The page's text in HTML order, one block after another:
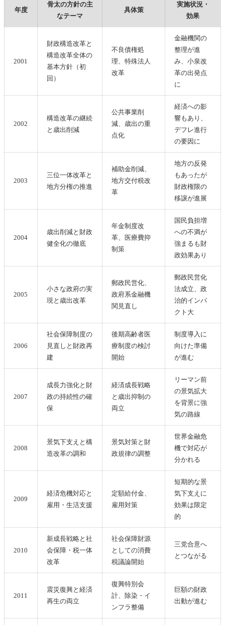
年度
骨太の方針の主
なテーマ
具体策
実施状況・
効果
2001
財政構造改革と
構造改革全体の
基本方針（初
回）
不良債権処
理、特殊法人
改革
金融機関の
整理が進
み、小泉改
革の出発点
に
2002
構造改革の継続
と歳出削減
公共事業削
減、歳出の重
点化
経済への影
響もあり、
デフレ進行
の要因に
2003
三位一体改革と
地方分権の推進
補助金削減、
地方交付税改
革
地方の反発
もあったが
財政権限の
移譲が進展
2004
歳出削減と財政
健全化の徹底
年金制度改
革、医療費抑
制策
国民負担増
への不満が
強まるも財
政効果あり
2005
小さな政府の実
現と歳出改革
郵政民営化、
政府系金融機
関見直し
郵政民営化
法成立、政
治的インパ
クト大
2006
社会保障制度の
見直しと財政再
建
後期高齢者医
療制度の検討
開始
制度導入に
向けた準備
が進む
2007
成長力強化と財
政の持続性の確
保
経済成長戦略
と歳出抑制の
両立
リーマン前
の景気拡大
を背景に強
気の路線
2008
景気下支えと構
造改革の調和
景気対策と財
政規律の調整
世界金融危
機で対応が
分かれる
2009
経済危機対応と
雇用・生活支援
定額給付金、
雇用対策
短期的な景
気下支えに
効果は限定
的
2010
新成長戦略と社
会保障・税一体
改革
社会保障財源
としての消費
税議論開始
三党合意へ
とつながる
2011
震災復興と経済
再生の両立
復興特別会
計、除染・イ
ンフラ整備
巨額の財政
出動が進む